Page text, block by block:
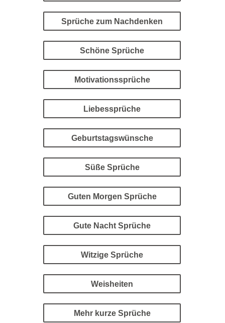
Sprüche zum Nachdenken
Schöne Sprüche
Motivationssprüche
Liebessprüche
Geburtstagswünsche
Süße Sprüche
Guten Morgen Sprüche
Gute Nacht Sprüche
Witzige Sprüche
Weisheiten
Mehr kurze Sprüche